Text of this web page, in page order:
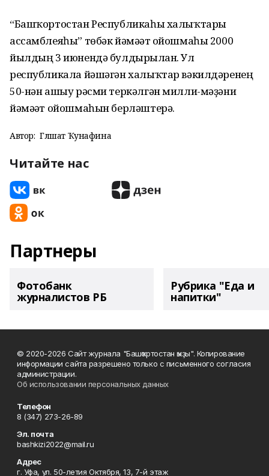
“Башҡортостан Республикаһы халыҡтары
ассамблеяһы” төбәк йәмәғәт ойошмаһы 2000
йылдың 3 июнендә булдырылған. Ул
республикала йәшәгән халыҡтар вәкилдәренең
50-нән ашыу рәсми теркәлгән милли-мәҙәни
йәмәғәт ойошмаһын берләштерә.
Автор: Гөлшат Ҡунафина
Читайте нас
Партнеры
Фотобанк
журналистов РБ
Рубрика "Еда и
напитки"
© 2020-2026 Сайт журнала "Башҡортостан ҡыҙы". Копирование
информации сайта разрешено только с письменного согласия
администрации.
Об использовании персональных данных
Телефон
8 (347) 273-26-89
Эл. почта
bashkizi2022@mail.ru
Адрес
г. Уфа, ул. 50-летия Октября, 13, 7-й этаж